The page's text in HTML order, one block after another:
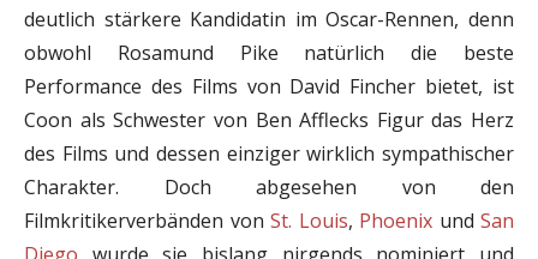
deutlich stärkere Kandidatin im Oscar-Rennen, denn
obwohl Rosamund Pike natürlich die beste
Performance des Films von David Fincher bietet, ist
Coon als Schwester von Ben Afflecks Figur das Herz
des Films und dessen einziger wirklich sympathischer
Charakter. Doch abgesehen von den
Filmkritikerverbänden von St. Louis, Phoenix und San